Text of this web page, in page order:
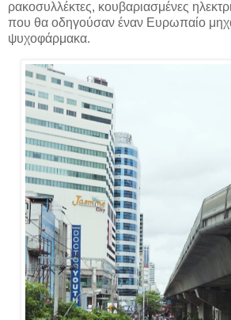
ρακοσυλλέκτες, κουβαριασμένες
που θα οδηγούσαν έναν Ευρωπαίο
ψυχοφάρμακα.